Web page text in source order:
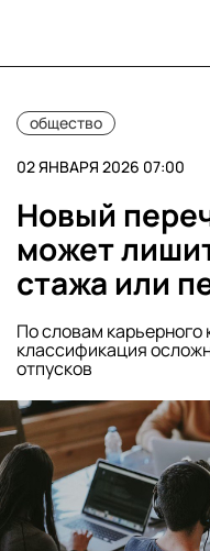
общество
02 ЯНВАРЯ 2026 07:00
Новый
может
стажа или
По словам карьерного
классификация
отпусков